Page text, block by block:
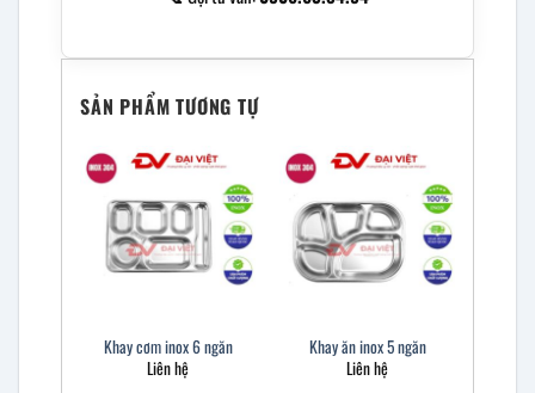
SẢN PHẨM TƯƠNG TỰ
Khay cơm inox 6 ngăn
Liên hệ
Khay ăn inox 5 ngăn
Liên hệ